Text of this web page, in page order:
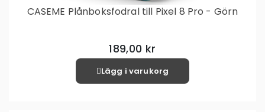
CASEME Plånboksfodral till Pixel 8 Pro - Görn
189,00 kr
Lägg i varukorg